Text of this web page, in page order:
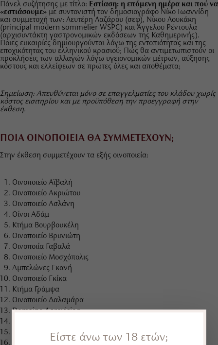
Πάνελ συζήτησης με τίτλο: Εστίαση: η επόμενη ημέρα και πού να
«εστιάσουμε» με συντονιστή τον δημοσιογράφο Νίκο Ιωαννίδη
και συμμετοχή των: Λευτέρη Λαζάρου (σεφ), Νίκου Λουκάκη
(principal modern sommelier WSPC) και Άγγελου Ρέντουλα
(αρχισυντάκτη γαστρονομικών εκδόσεων της Καθημερινής).
Ποιες ευκαιρίες δημιουργούνται λόγω της εντοπιότητας και της
εποχικότητας του ελληνικού κρασιού; Πώς θα αντιμετωπιστούν οι
προκλήσεις των αλλαγών λόγω υγειονομικών μέτρων, αύξησης
κόστους και ελλείψεων σε πρώτες ύλες και αποθέματα;
Σημείωση: Aπευθύνεται μόνο σε επαγγελματίες του κλάδου χωρίς
κόστος εισιτηρίου και με προϋπόθεση την προεγγραφή στην
έκθεση.
ΠΟΙΑ ΟΙΝΟΠΟΙΕΙΑ ΘΑ ΣΥΜΜΕΤΕΧΟΥΝ;
Στην έκθεση συμμετέχουν τα εξής οινοποιεία:
Οινοποιείο Αϊβαλή
Οινοποιείο Ακριώτου
Οινοποιείο Ασλάνη
Οίνοι Αδάμ
Κτήμα Βουρβουκέλη
Οινοποιείο Βρυνιώτη
Οινοποιία Γαβαλά
Οινοποιείο Μοσχόπολις
Αμπελώνες Γκανή
Οινοποιείο Γκίκα
Κτήμα Γράμψα
Οινοποιείο Δαλαμάρα
Domaine Agrovision
Terra OlympusΕίστε άνω των 18 ετών;